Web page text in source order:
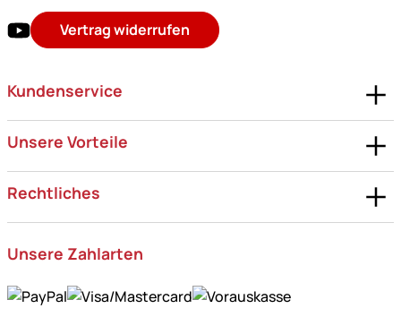
Vertrag widerrufen
Kundenservice
Unsere Vorteile
Rechtliches
Unsere Zahlarten